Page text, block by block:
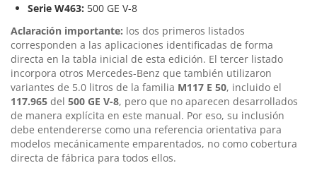
Serie W463: 500 GE V-8
Aclaración importante: los dos primeros listados
corresponden a las aplicaciones identificadas de forma
directa en la tabla inicial de esta edición. El tercer listado
incorpora otros Mercedes-Benz que también utilizaron
variantes de 5.0 litros de la familia M117 E 50, incluido el
117.965 del 500 GE V-8, pero que no aparecen desarrollados
de manera explícita en este manual. Por eso, su inclusión
debe entendererse como una referencia orientativa para
modelos mecánicamente emparentados, no como cobertura
directa de fábrica para todos ellos.